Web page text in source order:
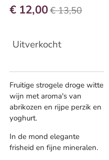
€ 12,00€ 13,50
Uitverkocht
Fruitige strogele droge witte
wijn met aroma's van
abrikozen en rijpe perzik en
yoghurt.
In de mond elegante
frisheid en fijne mineralen.